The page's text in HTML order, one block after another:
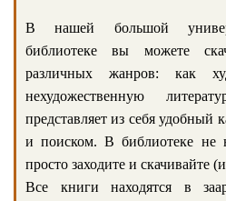
В нашей большой
библиотеке вы можете
различных жанров: как
нехудожественную
представляет из себя удобный
и поиском. В библиотеке не
просто заходите и скачивайте
Все книги находятся в